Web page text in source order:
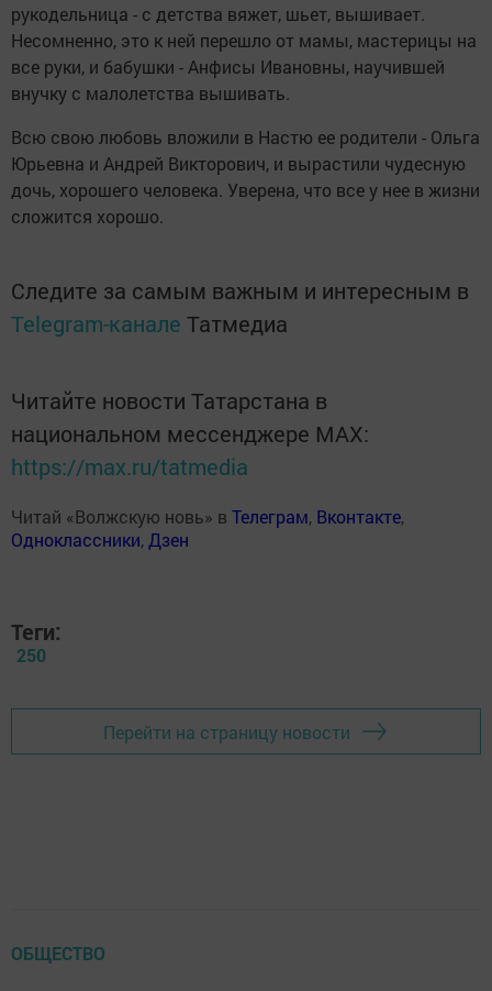
рукодельница - с детства вяжет, шьет, вышивает.
Несомненно, это к ней перешло от мамы, мастерицы на
все руки, и бабушки - Анфисы Ивановны, научившей
внучку с малолетства вышивать.
Всю свою любовь вложили в Настю ее родители - Ольга
Юрьевна и Андрей Викторович, и вырастили чудесную
дочь, хорошего человека. Уверена, что все у нее в жизни
сложится хорошо.
Следите за самым важным и интересным в
Telegram-канале Татмедиа
Читайте новости Татарстана в
национальном мессенджере MАХ:
https://max.ru/tatmedia
Читай «Волжскую новь» в Телеграм, Вконтакте,
Одноклассники, Дзен
Теги:
250
Перейти на страницу новости
ОБЩЕСТВО